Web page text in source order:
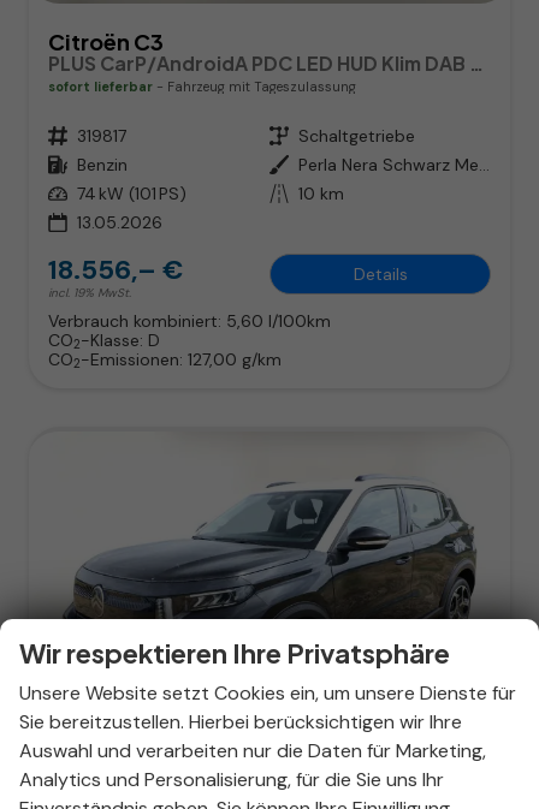
Citroën C3
sofort lieferbar Fahrzeug mit Tageszulassung
Fahrzeugnr. 319817 Getriebe Schaltgetriebe
Kraftstoff Benzin Außenfarbe
Perla Nera Schwarz Metallic / Da
Leistung 74 kW (101 PS) Kilometerstand 10 km
13.05.2026
18.556,– €
incl. 19% MwSt.
Details
Verbrauch kombiniert: 5,60 l/100km
CO2-Klasse: D
CO2-Emissionen: 127,00 g/km
ab 119,– € mtl.
Wir respektieren Ihre Privatsphäre
Unsere Website setzt Cookies ein, um unsere Dienste für
Sie bereitzustellen. Hierbei berücksichtigen wir Ihre
Auswahl und verarbeiten nur die Daten für Marketing,
Analytics und Personalisierung, für die Sie uns Ihr